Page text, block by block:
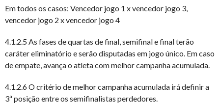
Em todos os casos: Vencedor jogo 1 x vencedor jogo 3,
vencedor jogo 2 x vencedor jogo 4
4.1.2.5 As fases de quartas de final, semifinal e final terão
caráter eliminatório e serão disputadas em jogo único. Em caso
de empate, avança o atleta com melhor campanha acumulada.
4.1.2.6 O critério de melhor campanha acumulada irá definir a
3ª posição entre os semifinalistas perdedores.